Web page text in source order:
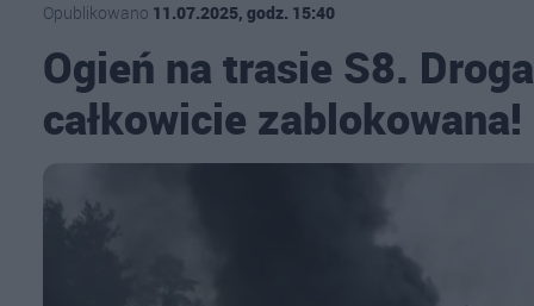
Opublikowano 11.07.2025, godz. 15:40
Ogień na trasie S8.
całkowicie zablokowana!